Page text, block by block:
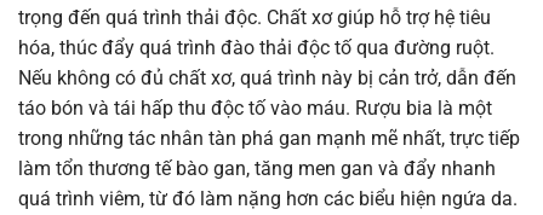
trọng đến quá trình thải độc. Chất xơ giúp hỗ trợ hệ tiêu
hóa, thúc đẩy quá trình đào thải độc tố qua đường ruột.
Nếu không có đủ chất xơ, quá trình này bị cản trở, dẫn đến
táo bón và tái hấp thu độc tố vào máu. Rượu bia là một
trong những tác nhân tàn phá gan mạnh mẽ nhất, trực tiếp
làm tổn thương tế bào gan, tăng men gan và đẩy nhanh
quá trình viêm, từ đó làm nặng hơn các biểu hiện ngứa da.